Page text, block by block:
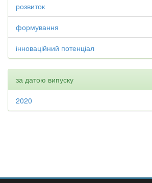
розвиток
формування
інноваційний потенціал
за датою випуску
2020